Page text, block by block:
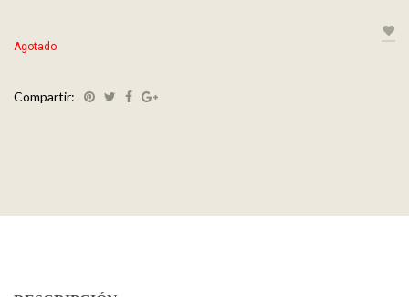
Agotado
Compartir: